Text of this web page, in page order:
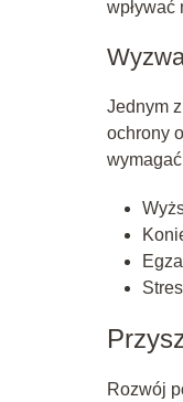
wpływać
Jednym
ochrony
Rozwój